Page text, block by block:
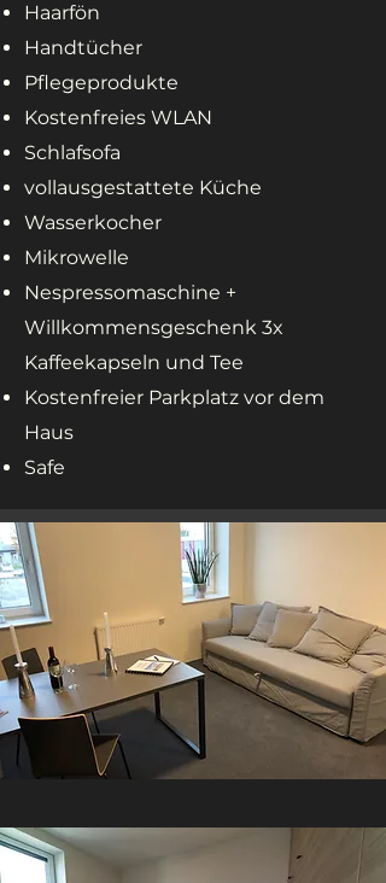
Haarfön
Handtücher
Pflegeprodukte
Kostenfreies WLAN
Schlafsofa
vollausgestattete Küche
Wasserkocher
Mikrowelle
Nespressomaschine +
Willkommensgeschenk 3x
Kaffeekapseln und Tee
Kostenfreier Parkplatz vor dem
Haus
Safe